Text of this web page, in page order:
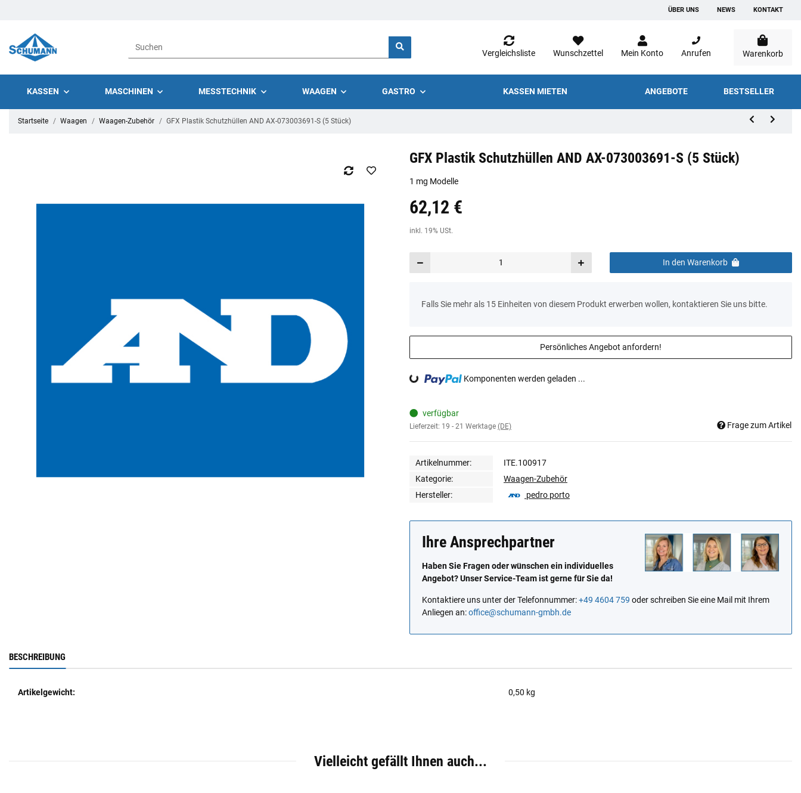
ÜBER UNS NEWS KONTAKT
Vergleichsliste Wunschzettel Mein Konto Anrufen Warenkorb
KASSEN MASCHINEN MESSTECHNIK WAAGEN GASTRO KASSEN MIETEN ANGEBOTE BESTSELLER
Startseite Waagen Waagen-Zubehör GFX Plastik Schutzhüllen AND AX-073003691-S (5 Stück)
GFX Plastik Schutzhüllen AND AX-073003691-S (5 Stück)
1 mg Modelle
Preis: 19,44 €inkl. 19% USt.
62,12 €
inkl. 19% USt.
In den Warenkorb
Falls Sie mehr als 15 Einheiten von diesem Produkt erwerben wollen, kontaktieren Sie uns bitte.
Persönliches Angebot anfordern!
Loading... Komponenten werden geladen ...
verfügbar
Lieferzeit: 19 - 21 Werktage (DE) Frage zum Artikel
Artikelnummer:
ITE.100917
Kategorie:
Waagen-Zubehör
Hersteller:
pedro porto
Ihre Ansprechpartner
Haben Sie Fragen oder wünschen ein individuelles
Angebot? Unser Service-Team ist gerne für Sie da!
Kontaktiere uns unter der Telefonnummer:+49 4604 759 oder schreiben Sie eine Mail mit Ihrem
Anliegen an:office@schumann-gmbh.de
BESCHREIBUNG
Artikelgewicht: 0,50 kg
Vielleicht gefällt Ihnen auch...